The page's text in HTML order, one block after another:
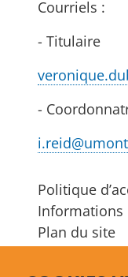
Courriels :
- Titulaire
-
Politique
Informations
Plan du site
S'abonner à